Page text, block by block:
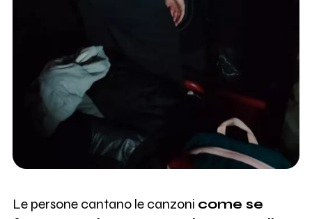
Le persone cantano le canzoni come se